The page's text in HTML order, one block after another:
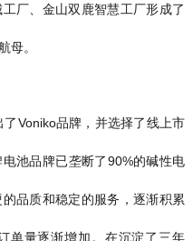
厂、金山双鹿智慧工厂形成了
母。
Voniko品牌，并选择了线上市
池品牌已垄断了90%的碱性电
品质和稳定的服务，逐渐积累
单量逐渐增加。在沉淀了三年